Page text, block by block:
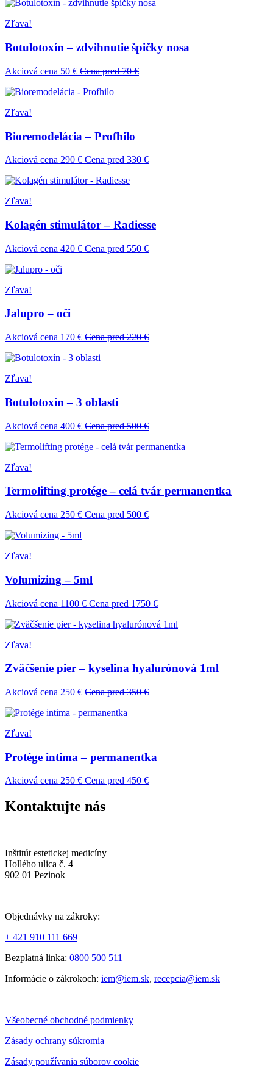
Zľava!
Botulotoxín – zdvihnutie špičky nosa
Akciová cena 50 € Cena pred 70 €
Zľava!
Bioremodelácia – Profhilo
Akciová cena 290 € Cena pred 330 €
Zľava!
Kolagén stimulátor – Radiesse
Akciová cena 420 € Cena pred 550 €
Zľava!
Jalupro – oči
Akciová cena 170 € Cena pred 220 €
Zľava!
Botulotoxín – 3 oblasti
Akciová cena 400 € Cena pred 500 €
Zľava!
Termolifting protége – celá tvár permanentka
Akciová cena 250 € Cena pred 500 €
Zľava!
Volumizing – 5ml
Akciová cena 1100 € Cena pred 1750 €
Zľava!
Zväčšenie pier – kyselina hyalurónová 1ml
Akciová cena 250 € Cena pred 350 €
Zľava!
Protége intima – permanentka
Akciová cena 250 € Cena pred 450 €
Kontaktujte nás
Inštitút estetickej medicíny
Hollého ulica č. 4
902 01 Pezinok
Objednávky na zákroky:
+ 421 910 111 669
Bezplatná linka: 0800 500 511
Informácie o zákrokoch: iem@iem.sk, recepcia@iem.sk
Všeobecné obchodné podmienky
Zásady ochrany súkromia
Zásady používania súborov cookie